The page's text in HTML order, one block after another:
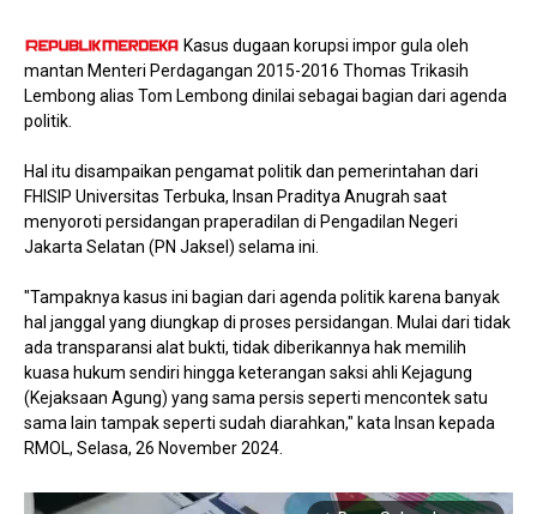
Kasus dugaan korupsi impor gula oleh
mantan Menteri Perdagangan 2015-2016 Thomas Trikasih
Lembong alias Tom Lembong dinilai sebagai bagian dari agenda
politik.
Hal itu disampaikan pengamat politik dan pemerintahan dari
FHISIP Universitas Terbuka, Insan Praditya Anugrah saat
menyoroti persidangan praperadilan di Pengadilan Negeri
Jakarta Selatan (PN Jaksel) selama ini.
"Tampaknya kasus ini bagian dari agenda politik karena banyak
hal janggal yang diungkap di proses persidangan. Mulai dari tidak
ada transparansi alat bukti, tidak diberikannya hak memilih
kuasa hukum sendiri hingga keterangan saksi ahli Kejagung
(Kejaksaan Agung) yang sama persis seperti mencontek satu
sama lain tampak seperti sudah diarahkan," kata Insan kepada
RMOL, Selasa, 26 November 2024.